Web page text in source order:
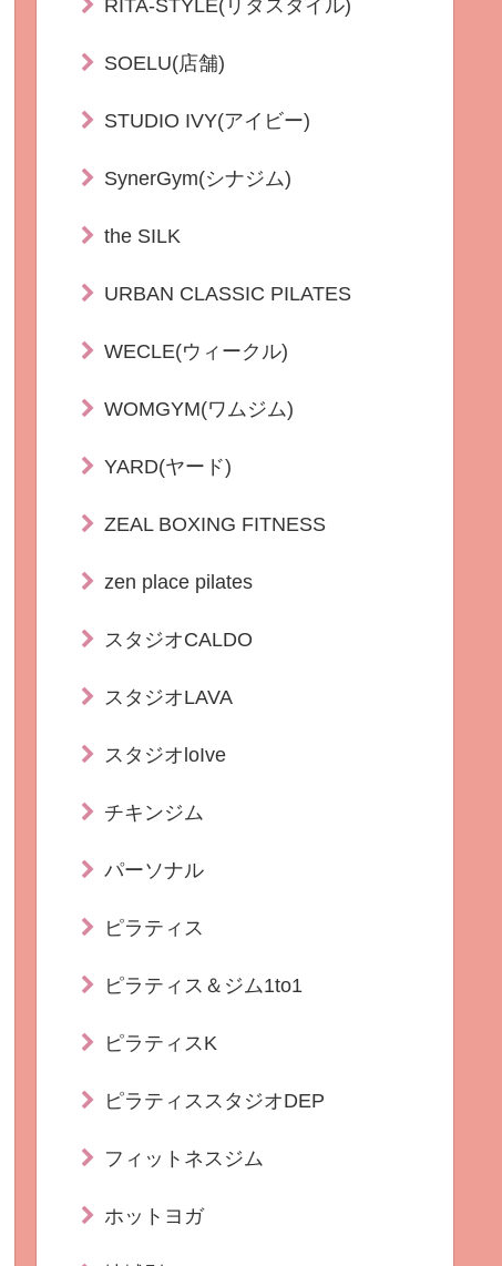
RITA-STYLE(リタスタイル)
SOELU(店舗)
STUDIO IVY(アイビー)
SynerGym(シナジム)
the SILK
URBAN CLASSIC PILATES
WECLE(ウィークル)
WOMGYM(ワムジム)
YARD(ヤード)
ZEAL BOXING FITNESS
zen place pilates
スタジオCALDO
スタジオLAVA
スタジオloIve
チキンジム
パーソナル
ピラティス
ピラティス＆ジム1to1
ピラティスK
ピラティススタジオDEP
フィットネスジム
ホットヨガ